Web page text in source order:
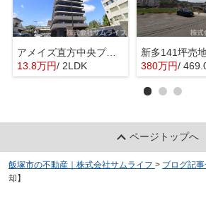
アメイズ直方中央プレミアム
13.8万円/ 2LDK
新多141坪売
380万円/
ページトップへ
飯塚市の不動産｜株式会社サムライフ > ブログ記
却】